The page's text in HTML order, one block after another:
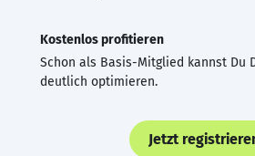
Kostenlos profitieren
Schon als Basis-Mitglied kannst Du
deutlich optimieren.
Jetzt